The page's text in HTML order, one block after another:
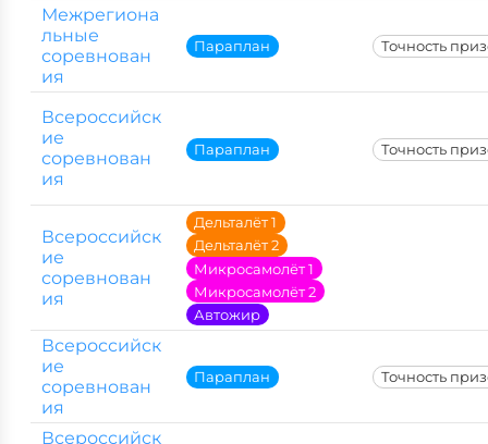
Межрегиона
льные
соревнован
ия
Параплан Точность
Всероссийск
ие
соревнован
ия
Параплан Точность
Всероссийск
ие
соревнован
ия
Дельталёт 1
Дельталёт 2
Микросамолёт 1
Микросамолёт 2
Автожир
Всероссийск
ие
соревнован
ия
Параплан Точность
Всероссийск